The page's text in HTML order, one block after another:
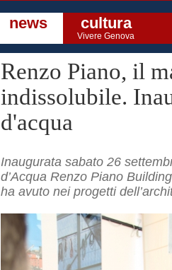
news cultura
Vivere Genova
Renzo Piano, il
indissolubile.
d'acqua
Inaugurata sabato 26
d’Acqua Renzo Piano
ha avuto nei progetti